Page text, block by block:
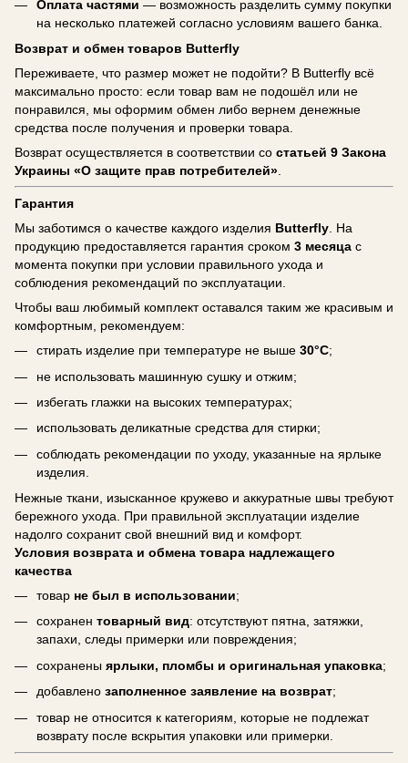
Оплата частями — возможность разделить сумму покупки
на несколько платежей согласно условиям вашего банка.
Возврат и обмен товаров Butterfly
Переживаете, что размер может не подойти? В Butterfly всё
максимально просто: если товар вам не подошёл или не
понравился, мы оформим обмен либо вернем денежные
средства после получения и проверки товара.
Возврат осуществляется в соответствии со статьей 9 Закона
Украины «О защите прав потребителей»
Гарантия
Мы заботимся о качестве каждого изделия Butterfly . На
продукцию предоставляется гарантия сроком 3 месяца с
момента покупки при условии правильного ухода и
соблюдения рекомендаций по эксплуатации.
Чтобы ваш любимый комплект оставался таким же красивым и
комфортным, рекомендуем:
стирать изделие при температуре не выше 30°C;
не использовать машинную сушку и отжим;
избегать глажки на высоких температурах;
использовать деликатные средства для стирки;
соблюдать рекомендации по уходу, указанные на ярлыке
изделия.
Нежные ткани, изысканное кружево и аккуратные швы требуют
бережного ухода. При правильной эксплуатации изделие
надолго сохранит свой внешний вид и комфорт.
Условия возврата и обмена товара надлежащего
качества
товар не был в использовании;
сохранен товарный вид: отсутствуют пятна, затяжки,
запахи, следы примерки или повреждения;
сохранены ярлыки, пломбы и оригинальная упаковка;
добавлено заполненное заявление на возврат;
товар не относится к категориям, которые не подлежат
возврату после вскрытия упаковки или примерки.